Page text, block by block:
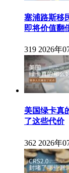
塞浦路斯移
即将价值翻
319 2026年
美国绿卡真
了这些代价
362 2026年